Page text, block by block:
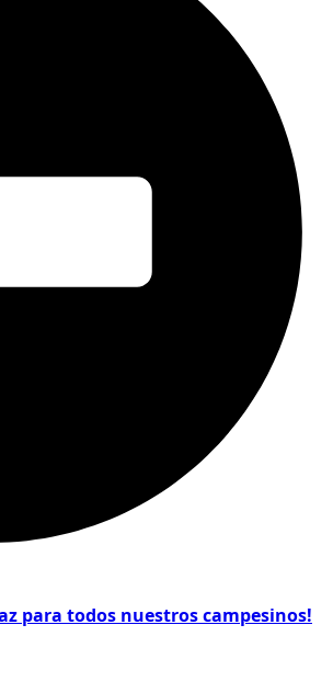
para todos nuestros campesinos!